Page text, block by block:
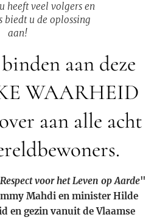
heeft veel volgers en
biedt u de oplossing
aan!
aan deze
WAARHEID
aan alle acht
voor het Leven op Aarde"
Mahdi en minister Hilde
en gezin vanuit de Vlaamse